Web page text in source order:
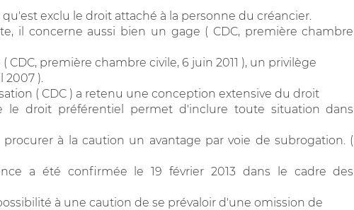
exclu le droit attaché à la personne du créancier.
il concerne aussi bien un gage ( CDC, première chambre
CDC, première chambre civile, 6 juin 2011 ), un privilège
).
( CDC ) a retenu une conception extensive du droit
le droit préférentiel permet d'inclure toute situation dans
à la caution un avantage par voie de subrogation. (
a été confirmée le 19 février 2013 dans le cadre des
à une caution de se prévaloir d'une omission de